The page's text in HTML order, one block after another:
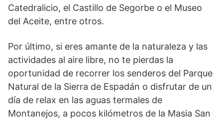
Catedralicio, el Castillo de Segorbe o el⁤ Museo
del Aceite, entre otros.
Por último, si eres amante de la naturaleza y las
actividades al aire libre, no te pierdas la
oportunidad de ​recorrer los‌ senderos del Parque
Natural de la Sierra‌ de Espadán⁤ o disfrutar de un
día de relax en las aguas termales de
Montanejos, a pocos kilómetros⁤ de​ la Masia San